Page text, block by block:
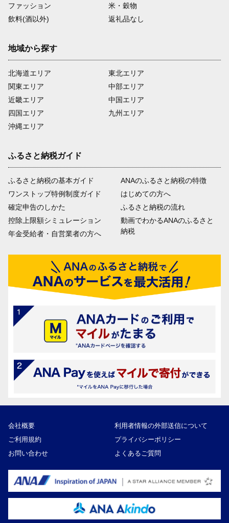
ファッション
米・穀物
飲料(酒以外)
返礼品なし
地域から探す
北海道エリア
関東エリア
近畿エリア
四国エリア
沖縄エリア
東北エリア
中部エリア
中国エリア
九州エリア
ふるさと納税ガイド
ふるさと納税の基本ガイド
ワンストップ特例制度ガイド
確定申告のしかた
控除上限額シミュレーション
年金受給者・自営業者の方へ
ANAのふるさと納税の特徴
はじめての方へ
ふるさと納税の流れ
動画でわかるANAのふるさと
納税
会社概要
利用者情報の外部送信について
ご利用規約
プライバシーポリシー
お問い合わせ
よくあるご質問